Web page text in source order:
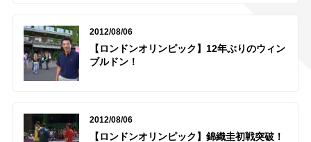
2012/08/06
【ロンドンオリンピック】12年ぶりのウィン
ブルドン！
2012/08/06
【ロンドンオリンピック】錦織圭初戦突破！